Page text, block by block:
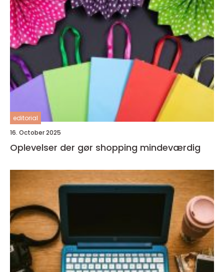
editorial
16. October 2025
Oplevelser der gør shopping mindeværdig